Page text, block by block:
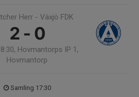
Herr - Växjö FDK
2 - 0
Hovmantorps IP 1,
Hovmantorp
Samling 17:30